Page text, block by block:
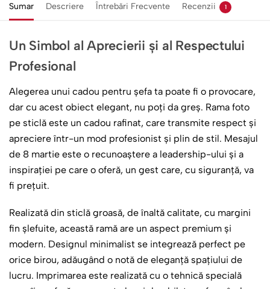
Sumar Descriere Întrebări Frecvente Recenzii 1
Un Simbol al Aprecierii și al Respectului
Profesional
Alegerea unui cadou pentru șefa ta poate fi o provocare,
dar cu acest obiect elegant, nu poți da greș. Rama foto
pe sticlă este un cadou rafinat, care transmite respect și
apreciere într-un mod profesionist și plin de stil. Mesajul
de 8 martie este o recunoaștere a leadership-ului și a
inspirației pe care o oferă, un gest care, cu siguranță, va
fi prețuit.
Realizată din sticlă groasă, de înaltă calitate, cu margini
fin șlefuite, această ramă are un aspect premium și
modern. Designul minimalist se integrează perfect pe
orice birou, adăugând o notă de eleganță spațiului de
lucru. Imprimarea este realizată cu o tehnică specială